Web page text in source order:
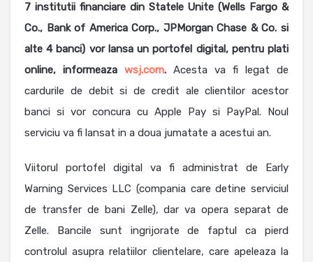
7 institutii financiare din Statele Unite (Wells Fargo &
Co., Bank of America Corp., JPMorgan Chase & Co. si
alte 4 banci) vor lansa un portofel digital, pentru plati
online, informeaza wsj.com. Acesta va fi legat de
cardurile de debit si de credit ale clientilor acestor
banci si vor concura cu Apple Pay si PayPal. Noul
serviciu va fi lansat in a doua jumatate a acestui an.
Viitorul portofel digital va fi administrat de Early
Warning Services LLC (compania care detine serviciul
de transfer de bani Zelle), dar va opera separat de
Zelle. Bancile sunt ingrijorate de faptul ca pierd
controlul asupra relatiilor clientelare, care apeleaza la